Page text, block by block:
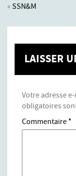
« SSN&M
LAISSER
Votre adresse
obligatoires
Commentaire *